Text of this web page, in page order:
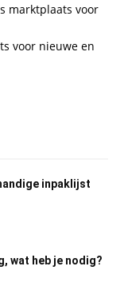
marktplaats voor
voor nieuwe en
inpaklijst
wat heb je nodig?